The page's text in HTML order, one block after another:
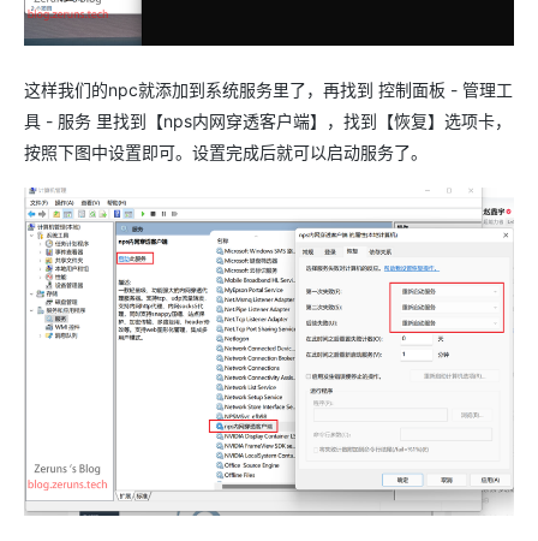
这样我们的npc就添加到系统服务里了，再找到 控制面板 - 管理工
具 - 服务 里找到【nps内网穿透客户端】，找到【恢复】选项卡，
按照下图中设置即可。设置完成后就可以启动服务了。